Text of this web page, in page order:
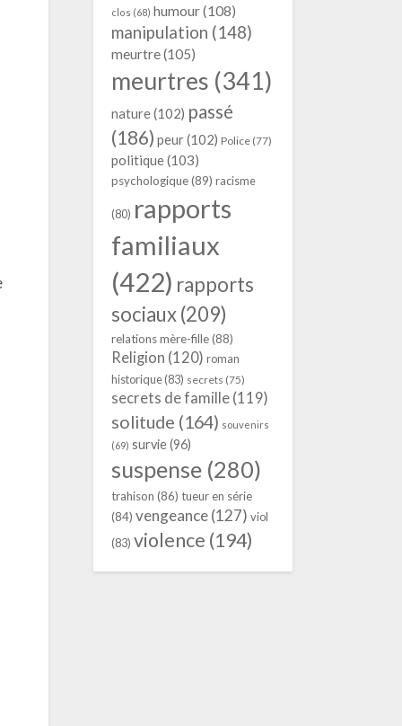
clos (68) humour(108)
manipulation (148)
meurtre(105)
meurtres (341)
nature(102) passé
(186) peur(102) Police(77)
politique(103)
psychologique(89) racisme
(80) rapports
familiaux
(422) rapports
sociaux(209)
relations mère-fille(88)
Religion (120) roman
historique(83) secrets (75)
secrets de famille(119)
solitude (164) souvenirs
(69) survie(96)
suspense(280)
trahison (86) tueur en série
(84) vengeance(127) viol
(83) violence (194)